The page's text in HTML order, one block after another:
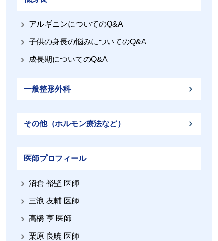
アルギニンについてのQ&A
子供の身長の悩みについてのQ&A
成長期についてのQ&A
一般整形外科
その他（ホルモン療法など）
医師プロフィール
沼倉 裕堅 医師
三浪 友輔 医師
高橋 亨 医師
栗原 良暁 医師